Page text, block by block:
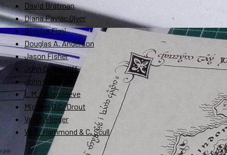
David Bratman
Diana Pavlac Glyer
Dimitra Fimi
Douglas A. Anderson
Jason Fisher
John D. Rateliff
John Garth
L.M. Gildersleeve
Michael D.C. Drout
Verlyn Flieger
W. G. Hammond & C. Scull